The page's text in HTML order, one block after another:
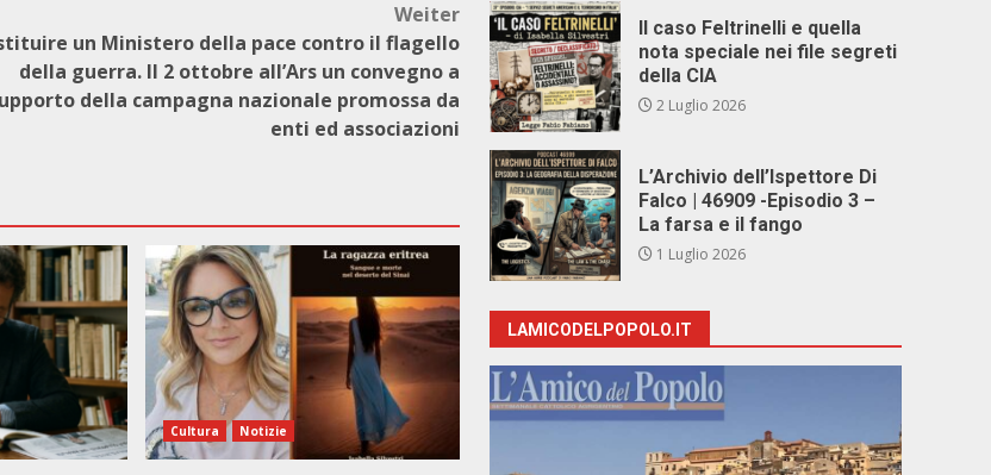
Weiter
un Ministero della pace contro il flagello
della guerra. Il 2 ottobre all’Ars un convegno a
della campagna nazionale promossa da
enti ed associazioni
Cultura Notizie
Il caso Feltrinelli e quella
nota speciale nei file segreti
della CIA
2 Luglio 2026
L’Archivio dell’Ispettore Di
Falco | 46909 -Episodio 3 –
La farsa e il fango
1 Luglio 2026
LAMICODELPOPOLO.IT